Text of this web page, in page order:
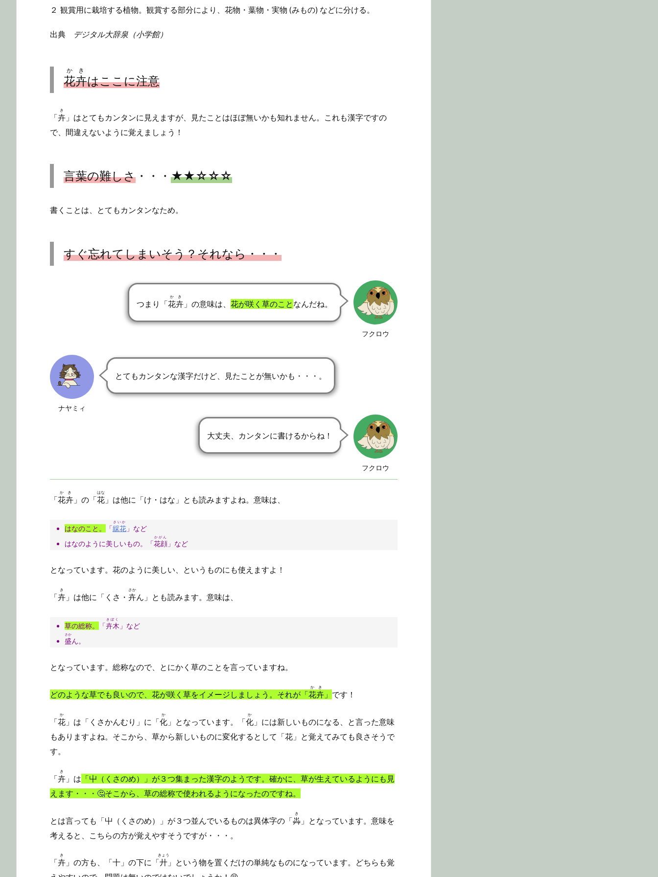
２ 観賞用に栽培する植物。観賞する部分により、花物・葉物・実物 (みもの) などに分ける。
出典 デジタル大辞泉（小学館）
花卉
かき
はここに注意
「卉
き
」はとてもカンタンに見えますが、見たことはほぼ無いかも知れません。これも漢字ですの
で、間違えないように覚えましょう！
言葉の難しさ ・・・ ★★☆☆☆
書くことは、とてもカンタンなため。
すぐ忘れてしまいそう？それなら・・・
フクロウ
つまり「花卉
かき
」の意味は、 花が咲く草のこと なんだね。
ナヤミィ
とてもカンタンな漢字だけど、見たことが無いかも・・・。
フクロウ
大丈夫、カンタンに書けるからね！
「花卉
かき
」の「花
はな
」は他に「け・はな」とも読みますよね。意味は、
はなのこと。 「綵花
さいか
」など
はなのように美しいもの。「花顔
かがん
」など
となっています。花のように美しい、というものにも使えますよ！
「卉
き
」は他に「くさ・ 卉
さか
ん」とも読みます。意味は、
草の総称。 「卉木
きぼく
」など
盛
さか
ん。
となっています。総称なので、とにかく草のことを言っていますね。
どのような草でも良いので、花が咲く草をイメージしましょう。それが「花卉
かき
」 です！
「花
か
」は「くさかんむり」に「化
か
」となっています。「化
か
」には新しいものになる、と言った意味
もありますよね。そこから、草から新しいものに変化するとして「花」と覚えてみても良さそうで
す。
「卉
き
」は 「屮（くさのめ）」が３つ集まった漢字のようです。確かに、草が生えているようにも見
えます・・・🤔そこから、草の総称で使われるようになったのですね。
とは言っても「屮（くさのめ）」が３つ並んでいるものは異体字の「芔
き
」となっています。意味を
考えると、こちらの方が覚えやすそうですが・・・。
「卉
き
」の方も、「十」の下に「廾
きょう
」という物を置くだけの単純なものになっています。どちらも覚